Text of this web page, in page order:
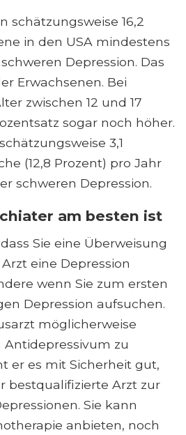
schätzungsweise 16,2
in den USA mindestens
Depression. Das
Erwachsenen. Bei
zwischen 12 und 17
sogar noch höher.
3,1
(12,8 Prozent) pro Jahr
schweren Depression.
am besten ist
Sie eine Überweisung
eine Depression
wenn Sie zum ersten
Depression aufsuchen.
möglicherweise
zu
er es mit Sicherheit gut,
bestqualifizierte Arzt zur
Sie kann
anbieten, noch